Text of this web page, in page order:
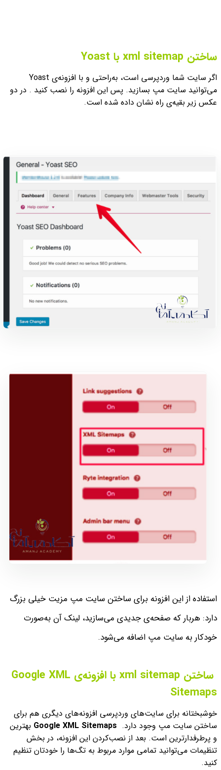
ساختن xml sitemap با Yoast
اگر سایت شما وردپرسی است، به‌‌راحتی و با افزونه‌ی Yoast
می‌توانید سایت مپ بسازید. پس این افزونه را نصب کنید . در دو
عکس زیر بقیه‌ی راه نشان داده شده است.
استفاده از این افزونه برای ساختن سایت مپ مزیت خیلی بزرگ
دارد: هربار که صفحه‌ی جدیدی می‌سازید، لینک آن به‌صورت
خودکار به سایت مپ اضافه می‌شود.
ساختن xml sitemap با افزونه‌ی Google XML
Sitemaps
خوشبختانه برای سایت‌‌های وردپرسی افزونه‌های دیگری هم برای
ساختن سایت مپ وجود دارد.
Google XML Sitemaps
بهترین
و پرطرفدار‌ترین است. بعد از نصب‌کردن این افزونه، در بخش
تنظیمات می‌توانید تمامی موارد مربوط به تگ‌ها را خودتان تنظیم
کنید.